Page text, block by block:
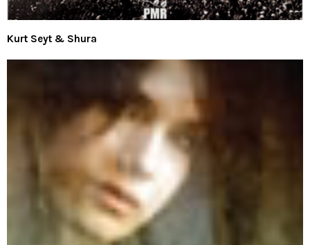
Kurt Seyt & Shura